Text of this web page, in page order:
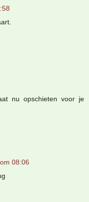
nu opschieten voor je
08:06